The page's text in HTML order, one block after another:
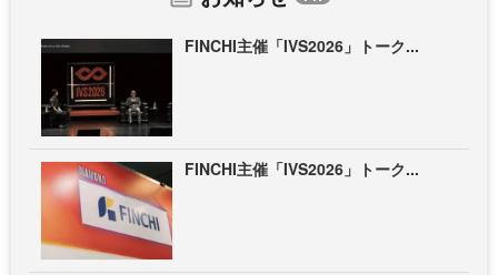
FINCHI主催「IVS2026」トーク...
FINCHI主催「IVS2026」トーク...